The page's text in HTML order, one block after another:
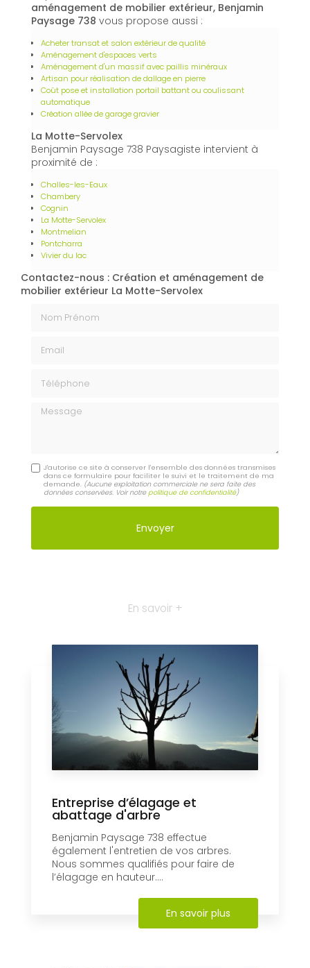
aménagement de mobilier extérieur, Benjamin
Paysage 738 vous propose aussi :
Acheter transat et salon extérieur de qualité
Aménagement d'espaces verts
Aménagement d'un massif avec paillis minéraux
Artisan pour réalisation de dallage en pierre
Coût pose et installation portail battant ou coulissant
automatique
Création allée de garage gravier
La Motte-Servolex
Benjamin Paysage 738 Paysagiste intervient à
proximité de :
Challes-les-Eaux
Chambery
Cognin
La Motte-Servolex
Montmelian
Pontcharra
Vivier du lac
Contactez-nous : Création et aménagement de
mobilier extérieur La Motte-Servolex
Message
J'autorise ce site à conserver l'ensemble des données transmises
dans ce formulaire pour faciliter le suivi et le traitement de ma
demande. (Aucune exploitation commerciale ne sera faite des
données conservées. Voir notrepolitique de confidentialité)
En savoir +
Entreprise d’élagage et
abattage d'arbre
Benjamin Paysage 738 effectue
également l'entretien de vos arbres.
Nous sommes qualifiés pour faire de
l’élagage en hauteur....
En savoir plus